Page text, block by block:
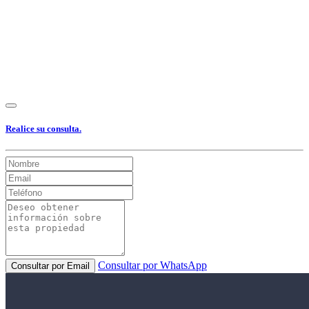
Realice su consulta.
Consultar por Email Consultar por WhatsApp